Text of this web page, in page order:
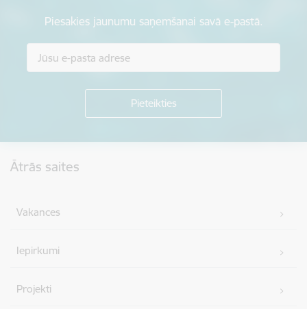
Piesakies jaunumu saņemšanai savā e-pastā.
Ātrās saites
Vakances
Iepirkumi
Projekti